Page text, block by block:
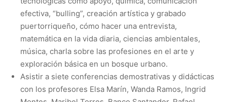
efectiva, “bulling”, creación artística y grabado
puertorriqueño, cómo hacer una entrevista,
matemática en la vida diaria, ciencias ambientales,
música, charla sobre las profesiones en el arte y
exploración básica en un bosque urbano.
Asistir a siete conferencias demostrativas y didácticas
con los profesores Elsa Marín, Wanda Ramos, Ingrid